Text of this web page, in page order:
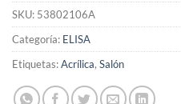
SKU: 53802106A
Categoría: ELISA
Etiquetas:Acrílica, Salón